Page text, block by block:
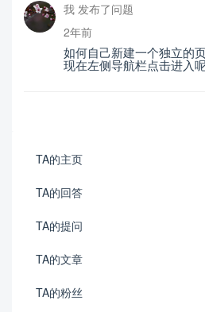
我 发布了问题
2年前
如何自己新建一个独立的
现在左侧导航栏点击进入
TA的主页
TA的回答
TA的提问
TA的文章
TA的粉丝